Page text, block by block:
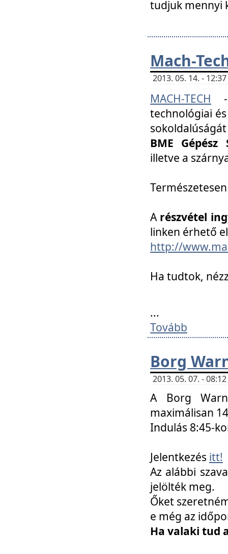
tudjuk mennyi
Mach-
2013. 05. 14. -
MACH-TECH
technológiai
BME
illetve a
A részvétel
linken érhető
http://
Ha tudtok,
...
Tovább
Borg
2013. 05. 07. -
A Borg
maximálisan
Indulás 8:45-
Jelentkezés itt!
Az alábbi
jelölték meg.
Őket
e még az
Ha valaki tud